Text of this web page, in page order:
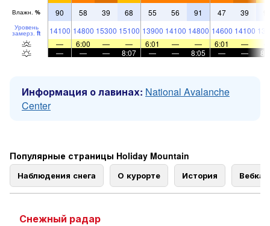
Влажн. % 90 58 39 68 55 56 91 47 39
Уровень
замерз. ft 14100 14800 15300 15100 13900 14100 14800 14600 14100
—
6:00 — — 6:01 — — 6:01 —
—
— — 8:07 — — 8:05 — —
Информация о лавинах: National Avalanche
Center
Популярные страницы Holiday Mountain
Наблюдения снега О курорте История
Снежный радар